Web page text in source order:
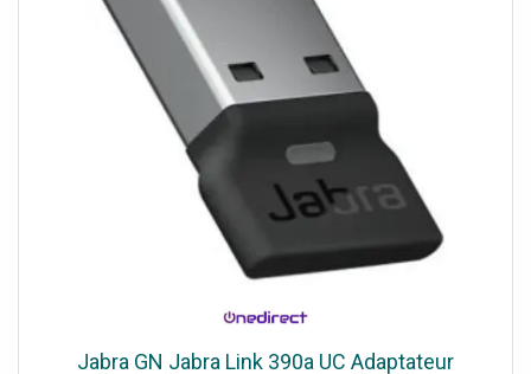
Jabra GN Jabra Link 390a UC Adaptateur